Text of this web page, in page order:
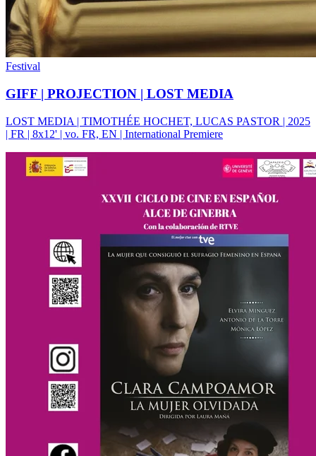
Festival
GIFF | PROJECTION | LOST MEDIA
LOST MEDIA | TIMOTHÉE HOCHET, LUCAS PASTOR | 2025
| FR | 8x12' | vo. FR, EN | International Premiere